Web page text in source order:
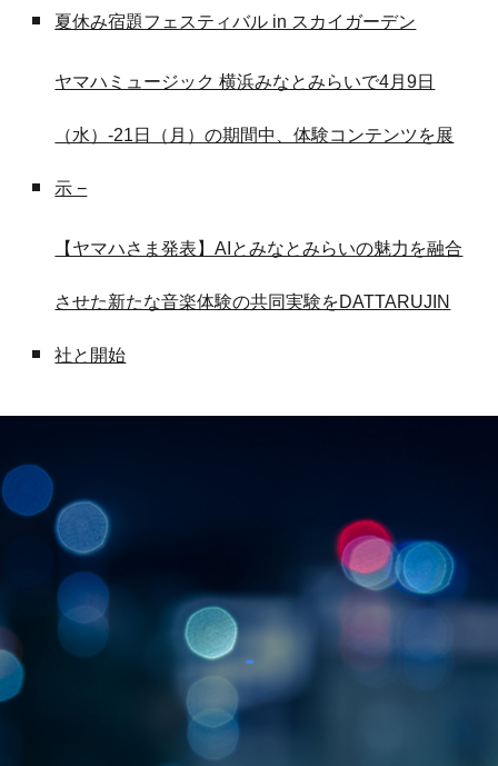
夏休み宿題フェスティバル in スカイガーデン
ヤマハミュージック 横浜みなとみらいで4月9日
（水）-21日（月）の期間中、体験コンテンツを展
示 −
【ヤマハさま発表】AIとみなとみらいの魅力を融合
させた新たな音楽体験の共同実験をDATTARUJIN
社と開始